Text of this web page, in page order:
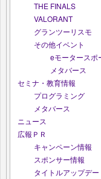
THE FINALS
VALORANT
グランツーリスモ
その他イベント
eモータースポ
メタバース
セミナ・教育情報
プログラミング
メタバース
ニュース
広報ＰＲ
キャンペーン情報
スポンサー情報
タイトルアップデー